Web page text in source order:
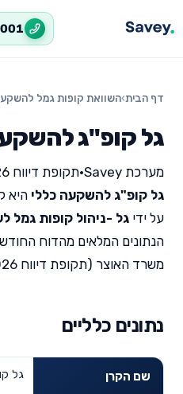
דף הבית›השוואת קופות גמל
גל קופ"ג
מערכת Savey •תקופת דיווח 04/2026
גל קופ"ג להשקעה כללי היא
על ידי גל -ניהול קופות גמל
הנתונים המלאים מהדוח
משרד האוצר (תקופת דיווח 04/2026).
נתונים כלליים
שם הקרן גל